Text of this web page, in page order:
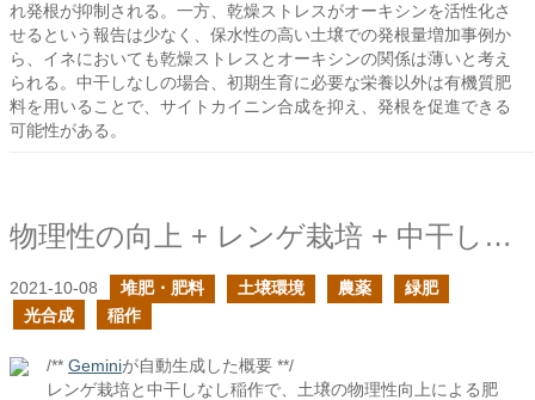
れ発根が抑制される。一方、乾燥ストレスがオーキシンを活性化さ
せるという報告は少なく、保水性の高い土壌での発根量増加事例か
ら、イネにおいても乾燥ストレスとオーキシンの関係は薄いと考え
られる。中干しなしの場合、初期生育に必要な栄養以外は有機質肥
料を用いることで、サイトカイニン合成を抑え、発根を促進できる
可能性がある。
物理性の向上 + レンゲ栽培 + 中干しなしの稲作の新たに生じた課題
2021-10-08 堆肥・肥料 土壌環境 農薬
緑肥
光合成
稲作
/** Geminiが自動生成した概要 **/
レンゲ栽培と中干しなし稲作で、土壌の物理性向上による肥